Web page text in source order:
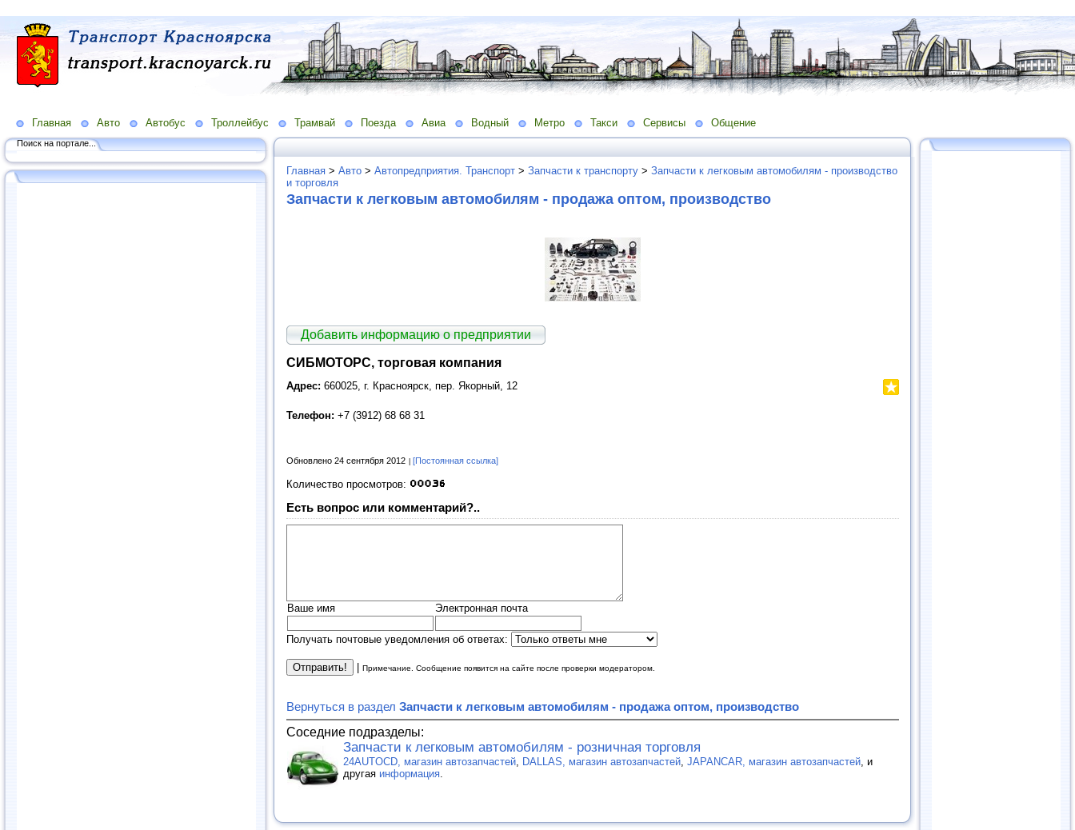
Главная Авто Автобус Троллейбус Трамвай Поезда Авиа Водный Метро Такси Сервисы Общение
Поиск на портале...
Главная > Авто > Автопредприятия. Транспорт > Запчасти к транспорту > Запчасти к легковым автомобилям - производство
и торговля
Запчасти к легковым автомобилям - продажа оптом, производство
Добавить информацию о предприятии
СИБМОТОРС, торговая компания
Адрес: 660025, г. Красноярск, пер. Якорный, 12
Телефон: +7 (3912) 68 68 31
Обновлено 24 сентября 2012 [Постоянная ссылка]
Количество просмотров:
Есть вопрос или комментарий?..
Ваше имя Электронная почта
Получать почтовые уведомления об ответах:
Примечание. Сообщение появится на сайте после проверки модератором.
Вернуться в раздел Запчасти к легковым автомобилям - продажа оптом, производство
Соседние подразделы:
Запчасти к легковым автомобилям - розничная торговля
24AUTOCD, магазин автозапчастей, DALLAS, магазин автозапчастей, JAPANCAR, магазин автозапчастей, и
другая информация.